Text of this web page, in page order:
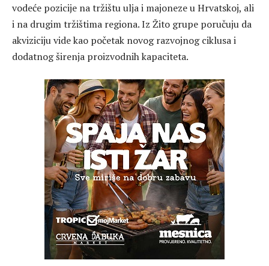
vodeće pozicije na tržištu ulja i majoneze u Hrvatskoj, ali
i na drugim tržištima regiona. Iz Žito grupe poručuju da
akviziciju vide kao početak novog razvojnog ciklusa i
dodatnog širenja proizvodnih kapaciteta.